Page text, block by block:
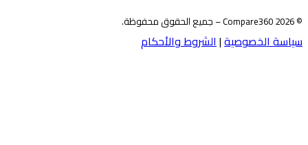
© 2026 Compare360 – جميع الحقوق محفوظة.
سياسة الخصوصية|الشروط والأحكام